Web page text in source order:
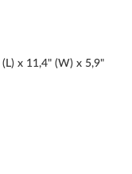
х 11,4" (W) х 5,9"